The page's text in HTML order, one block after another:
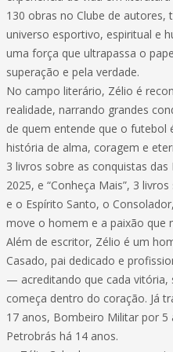
130 obras no Clube de
universo esportivo, espiritual e
uma força que ultrapassa o
superação e pela verdade.
No campo literário, Zélio é
realidade, narrando grandes
de quem entende que o
história de alma, coragem e
3 livros sobre as conquistas
2025, e “Conheça Mais”, 3
e o Espírito Santo, o
move o homem e a paixão que
Além de escritor, Zélio é um
Casado, pai dedicado e
— acreditando que cada vitória,
começa dentro do coração. Já
17 anos, Bombeiro Militar por
Petrobrás há 14 anos.